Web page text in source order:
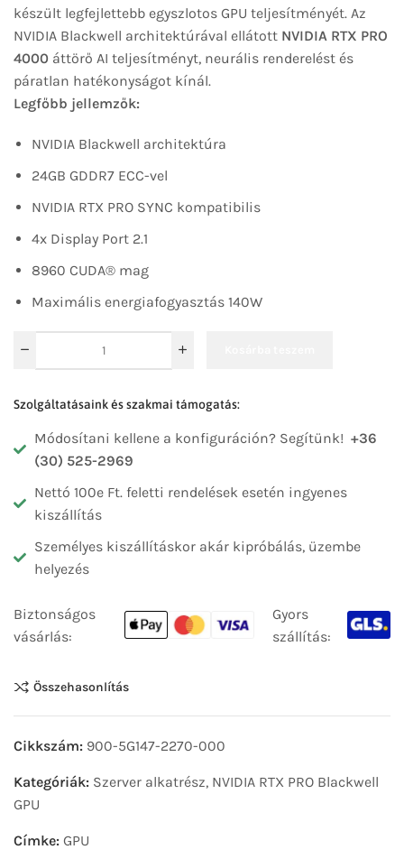
készült legfejlettebb egyszlotos GPU teljesítményét. Az
NVIDIA Blackwell architektúrával ellátott NVIDIA RTX PRO
4000 áttörő AI teljesítményt, neurális renderelést és
páratlan hatékonyságot kínál.
Legfőbb jellemzők:
NVIDIA Blackwell architektúra
24GB GDDR7 ECC-vel
NVIDIA RTX PRO SYNC kompatibilis
4x Display Port 2.1
8960 CUDA® mag
Maximális energiafogyasztás 140W
Szolgáltatásaink és szakmai támogatás:
Módosítani kellene a konfiguráción? Segítünk! +36
(30) 525-2969
Nettó 100e Ft. feletti rendelések esetén ingyenes
kiszállítás
Személyes kiszállításkor akár kipróbálás, üzembe
helyezés
Biztonságos
vásárlás:
Gyors
szállítás:
Összehasonlítás
Cikkszám: 900-5G147-2270-000
Kategóriák: Szerver alkatrész, NVIDIA RTX PRO Blackwell
GPU
Címke: GPU